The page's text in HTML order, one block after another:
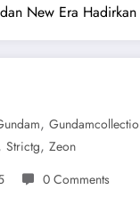
New Era
,
Strictg, Zeon
0 Comments